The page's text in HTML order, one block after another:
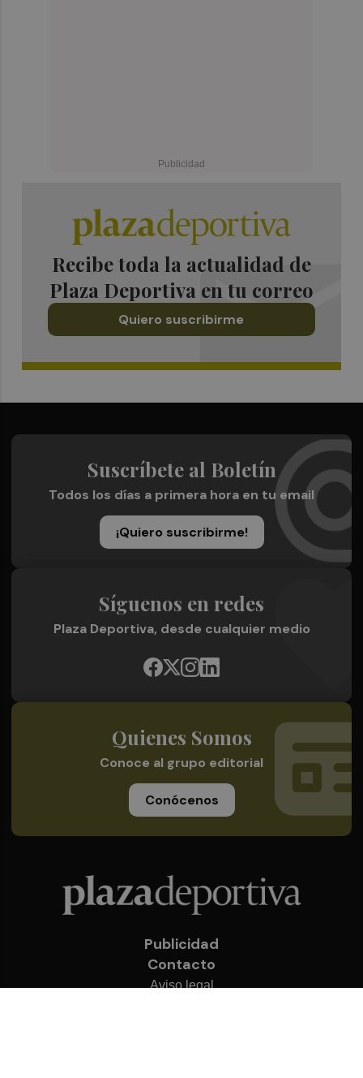
Recibe toda la actualidad de
Plaza Deportiva en tu correo
Quiero suscribirme
Suscríbete al Boletín
Todos los días a primera hora en tu email
¡Quiero suscribirme!
Síguenos en redes
Plaza Deportiva, desde cualquier medio
Quienes Somos
Conoce al grupo editorial
Conócenos
Publicidad
Contacto
Aviso legal